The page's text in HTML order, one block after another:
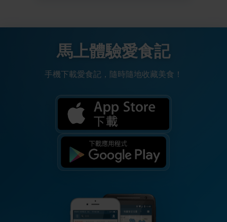
馬上體驗愛食記
手機下載愛食記，隨時隨地收藏美食！